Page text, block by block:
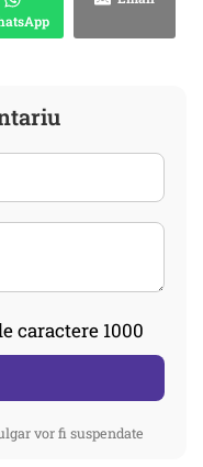
caractere 1000
vor fi suspendate